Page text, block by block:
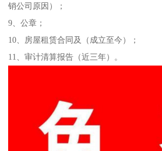
销公司原因）；
9、公章；
10、房屋租赁合同及（成立至今）；
11、审计清算报告（近三年）。